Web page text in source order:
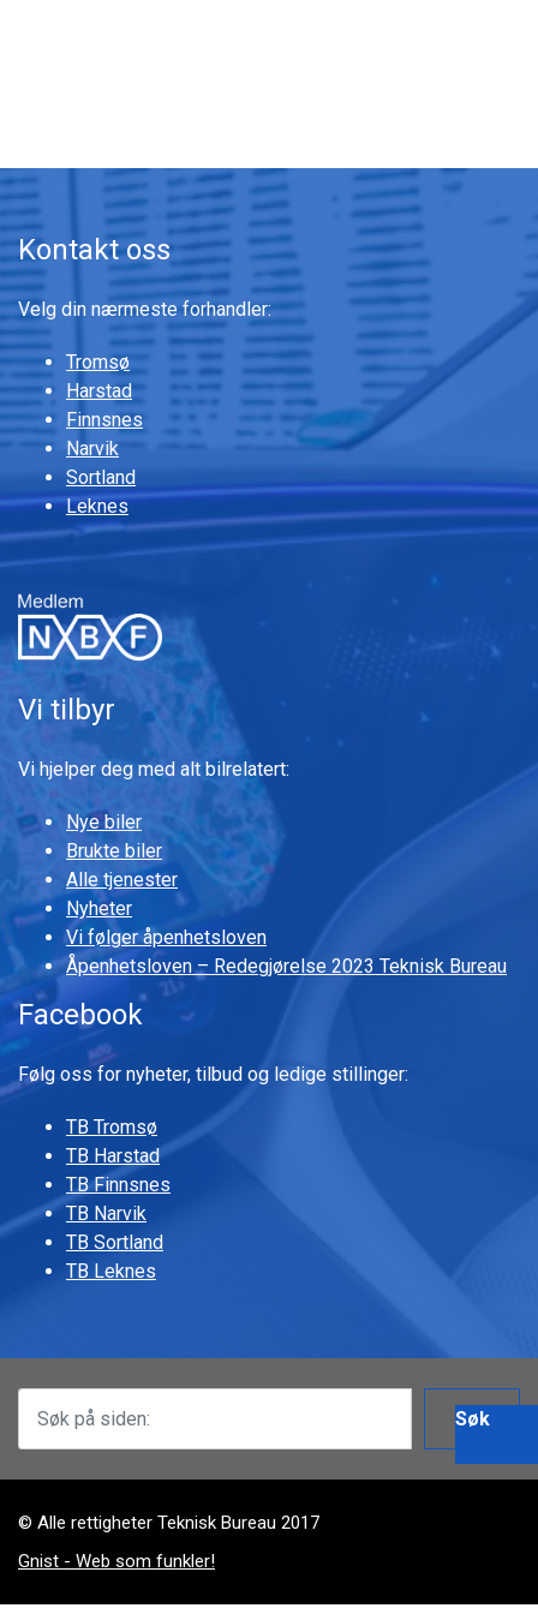
Kontakt oss
Velg din nærmeste forhandler:
Tromsø
Harstad
Finnsnes
Narvik
Sortland
Leknes
Vi tilbyr
Vi hjelper deg med alt bilrelatert:
Nye biler
Brukte biler
Alle tjenester
Nyheter
Vi følger åpenhetsloven
Åpenhetsloven – Redegjørelse 2023 Teknisk Bureau
Facebook
Følg oss for nyheter, tilbud og ledige stillinger:
TB Tromsø
TB Harstad
TB Finnsnes
TB Narvik
TB Sortland
TB Leknes
Søk
© Alle rettigheter Teknisk Bureau 2017
Gnist - Web som funkler!